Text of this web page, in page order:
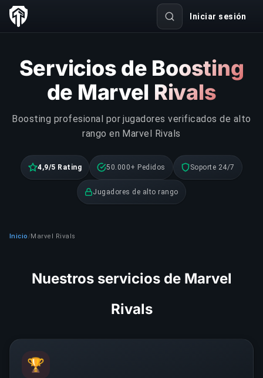
Iniciar sesión
Servicios de Boosting
de Marvel Rivals
Boosting profesional por jugadores verificados de alto
rango en Marvel Rivals
4,9/5 Rating 50.000+ Pedidos Soporte 24/7
Jugadores de alto rango
Inicio /Marvel Rivals
Nuestros servicios de Marvel
Rivals
🏆